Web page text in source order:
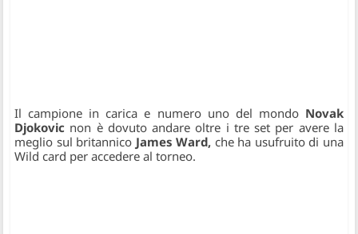
Il campione in carica e numero uno del mondoNovak
Djokovic non è dovuto andare oltre i tre set per avere la
meglio sul britannico James Ward, che ha usufruito di una
Wild card per accedere al torneo.